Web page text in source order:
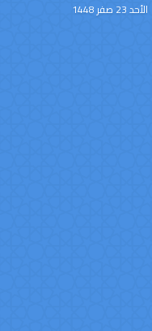
الأحد 23 صفر 1448